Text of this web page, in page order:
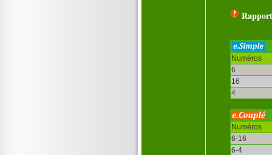
Numéros
6
16
4
Numéros
6-16
6-4